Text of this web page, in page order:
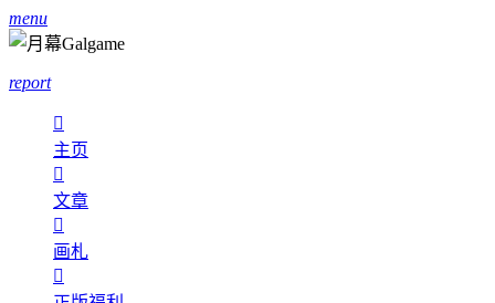
menu
report

主页

文章

画札
